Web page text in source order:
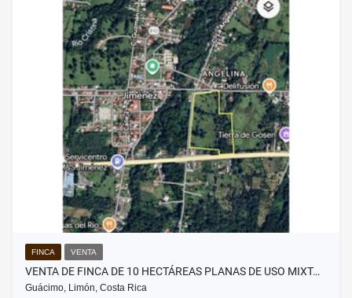
FINCA VENTA
VENTA DE FINCA DE 10 HECTÁREAS PLANAS DE USO MIXT…
Guácimo, Limón, Costa Rica